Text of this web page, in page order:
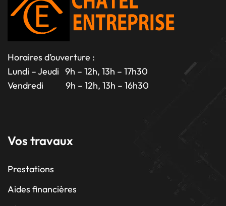
Horaires d’ouverture :
Lundi – Jeudi 9h – 12h, 13h – 17h30
Vendredi 9h – 12h, 13h – 16h30
Vos travaux
Prestations
Aides financières